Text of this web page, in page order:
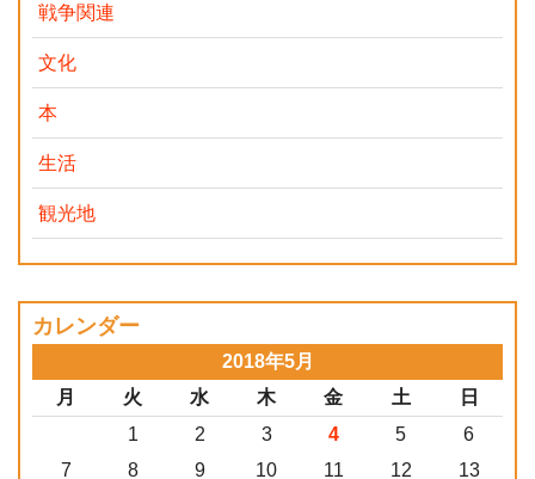
戦争関連
文化
本
生活
観光地
カレンダー
2018年5月
月
火 水 木 金 土
日
1
2 3 4 5
6
7
8 9 10 11 12 13